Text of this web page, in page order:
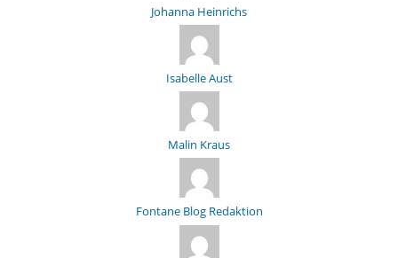
Johanna Heinrichs
Isabelle Aust
Malin Kraus
Fontane Blog Redaktion